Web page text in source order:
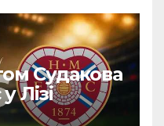
Судакова
Лізі